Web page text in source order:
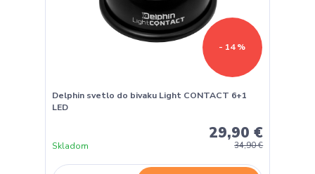
- 14 %
Delphin svetlo do bivaku Light CONTACT 6+1
LED
34,90 €
29,90 €
Skladom